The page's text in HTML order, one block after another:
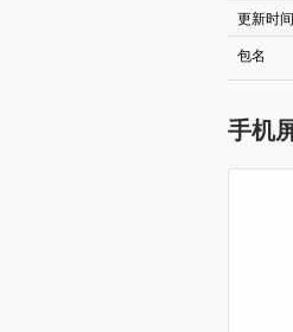
更新时间
包名
手机